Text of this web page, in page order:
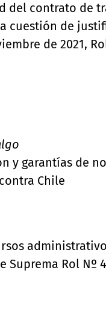
del contrato de
cuestión de
de 2021,
y garantías de
Chile
Suprema Rol